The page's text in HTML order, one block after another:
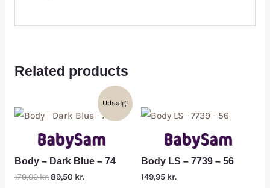
Related products
Udsalg!
Body – Dark Blue – 74
179,00kr.89,50 kr.
Body LS – 7739 – 56
149,95 kr.